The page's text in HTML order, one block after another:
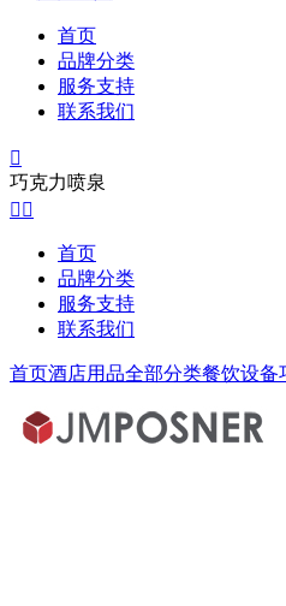
首页
品牌分类
服务支持
联系我们

巧克力喷泉
 
首页
品牌分类
服务支持
联系我们
首页酒店用品全部分类餐饮设备